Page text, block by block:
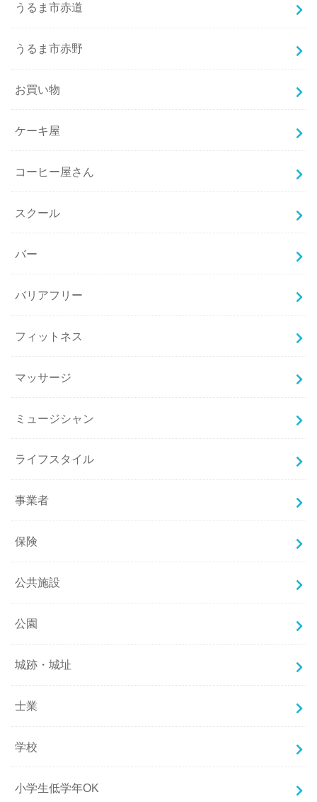
うるま市赤道
うるま市赤野
お買い物
ケーキ屋
コーヒー屋さん
スクール
バー
バリアフリー
フィットネス
マッサージ
ミュージシャン
ライフスタイル
事業者
保険
公共施設
公園
城跡・城址
士業
学校
小学生低学年OK